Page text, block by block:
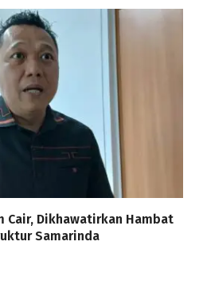
Cair, Dikhawatirkan Hambat
Samarinda